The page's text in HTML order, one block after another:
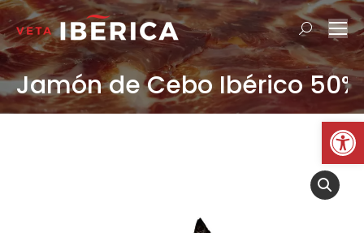
Buscar:
Jamón de Cebo Ibérico
Estás aquí: